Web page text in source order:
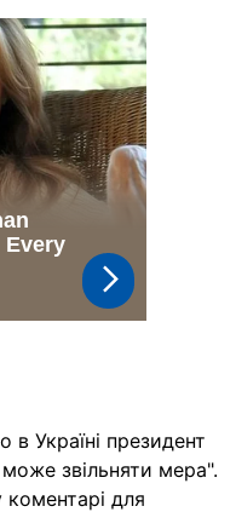
Україні президент
може звільняти мера".
коментарі для